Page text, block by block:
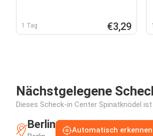
1 Tag €3,29
Nächstgelegene
Dieses Scheck-in Center Spinatknödel
Berlin Automatisch erkennen